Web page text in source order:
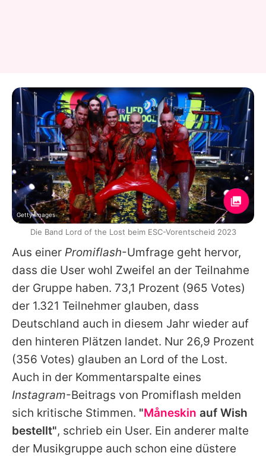
Aus einer Promiflash-Umfrage geht hervor,
dass die User wohl Zweifel an der Teilnahme
der Gruppe haben. 73,1 Prozent (965 Votes)
der 1.321 Teilnehmer glauben, dass
Deutschland auch in diesem Jahr wieder auf
den hinteren Plätzen landet. Nur 26,9 Prozent
(356 Votes) glauben an Lord of the Lost.
Auch in der Kommentarspalte eines
Instagram-Beitrags von Promiflash melden
sich kritische Stimmen. "Måneskin auf Wish
bestellt", schrieb ein User. Ein anderer malte
der Musikgruppe auch schon eine düstere
Getty Images
Die Band Lord of the Lost beim ESC-Vorentscheid 2023